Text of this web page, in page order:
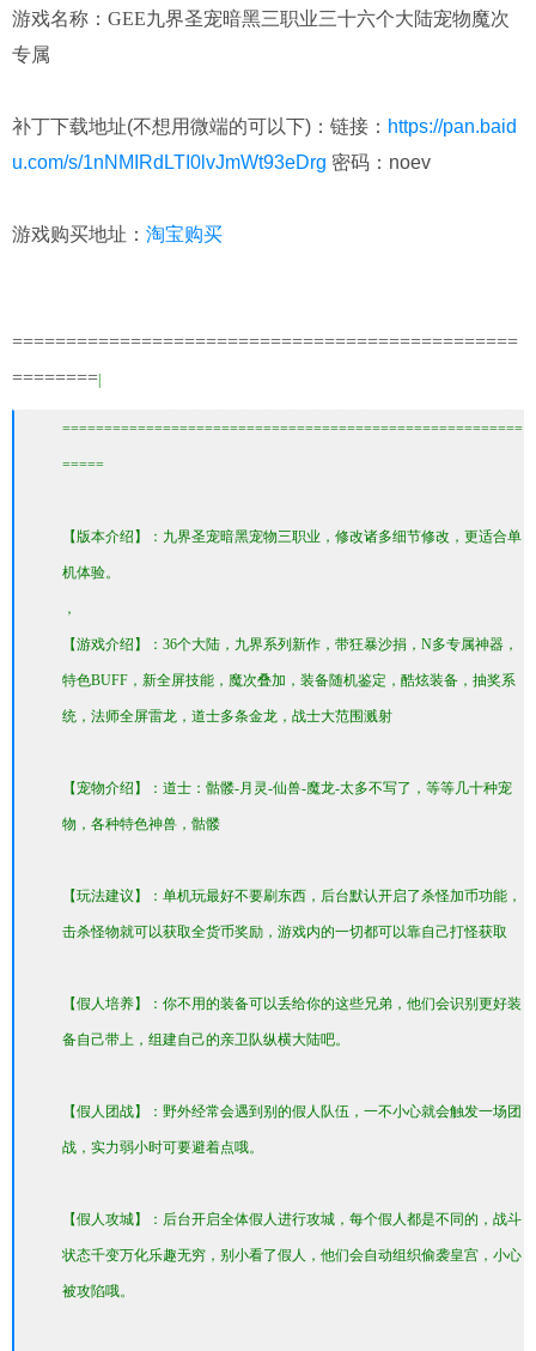
游戏名称：GEE九界圣宠暗黑三职业三十六个大陆宠物魔次
专属
补丁下载地址(不想用微端的可以下)：链接： https://pan.baid
u.com/s/1nNMIRdLTI0lvJmWt93eDrg 密码：noev
游戏购买地址： 淘宝购买
===============================================
========
=======================================================
=====
【版本介绍】：九界圣宠暗黑宠物三职业，修改诸多细节修改，更适合单
机体验。
，
【游戏介绍】：36个大陆，九界系列新作，带狂暴沙捐，N多专属神器，
特色BUFF，新全屏技能，魔次叠加，装备随机鉴定，酷炫装备，抽奖系
统，法师全屏雷龙，道士多条金龙，战士大范围溅射
【宠物介绍】：道士：骷髅-月灵-仙兽-魔龙-太多不写了，等等几十种宠
物，各种特色神兽，骷髅
【玩法建议】：单机玩最好不要刷东西，后台默认开启了杀怪加币功能，
击杀怪物就可以获取全货币奖励，游戏内的一切都可以靠自己打怪获取
【假人培养】：你不用的装备可以丢给你的这些兄弟，他们会识别更好装
备自己带上，组建自己的亲卫队纵横大陆吧。
【假人团战】：野外经常会遇到别的假人队伍，一不小心就会触发一场团
战，实力弱小时可要避着点哦。
【假人攻城】：后台开启全体假人进行攻城，每个假人都是不同的，战斗
状态千变万化乐趣无穷，别小看了假人，他们会自动组织偷袭皇宫，小心
被攻陷哦。